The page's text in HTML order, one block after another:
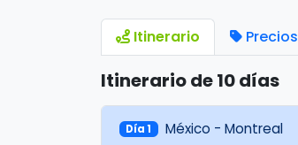
Itinerario Precios
Itinerario de 10 días
Día 1 México - Montreal